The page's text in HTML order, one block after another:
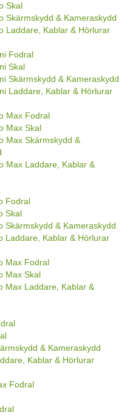
Skal
Skärmskydd & Kameraskydd
Laddare, Kablar & Hörlurar
Fodral
Skal
Skärmskydd & Kameraskydd
Laddare, Kablar & Hörlurar
Max Fodral
Max Skal
Max Skärmskydd &
Max Laddare, Kablar &
Fodral
Skal
Skärmskydd & Kameraskydd
Laddare, Kablar & Hörlurar
Max Fodral
Max Skal
Max Laddare, Kablar &
& Kameraskydd
Kablar & Hörlurar
Fodral